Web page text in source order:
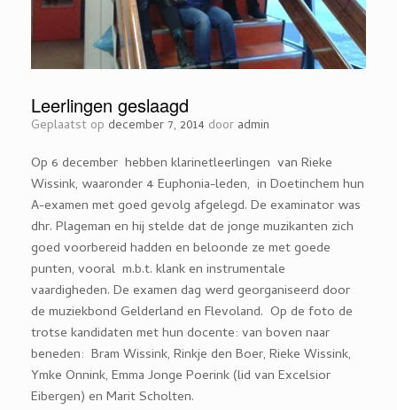
Leerlingen geslaagd
Geplaatst op december 7, 2014 door admin
Op 6 december hebben klarinetleerlingen van Rieke
Wissink, waaronder 4 Euphonia-leden, in Doetinchem hun
A-examen met goed gevolg afgelegd. De examinator was
dhr. Plageman en hij stelde dat de jonge muzikanten zich
goed voorbereid hadden en beloonde ze met goede
punten, vooral m.b.t. klank en instrumentale
vaardigheden. De examen dag werd georganiseerd door
de muziekbond Gelderland en Flevoland. Op de foto de
trotse kandidaten met hun docente: van boven naar
beneden: Bram Wissink, Rinkje den Boer, Rieke Wissink,
Ymke Onnink, Emma Jonge Poerink (lid van Excelsior
Eibergen) en Marit Scholten.